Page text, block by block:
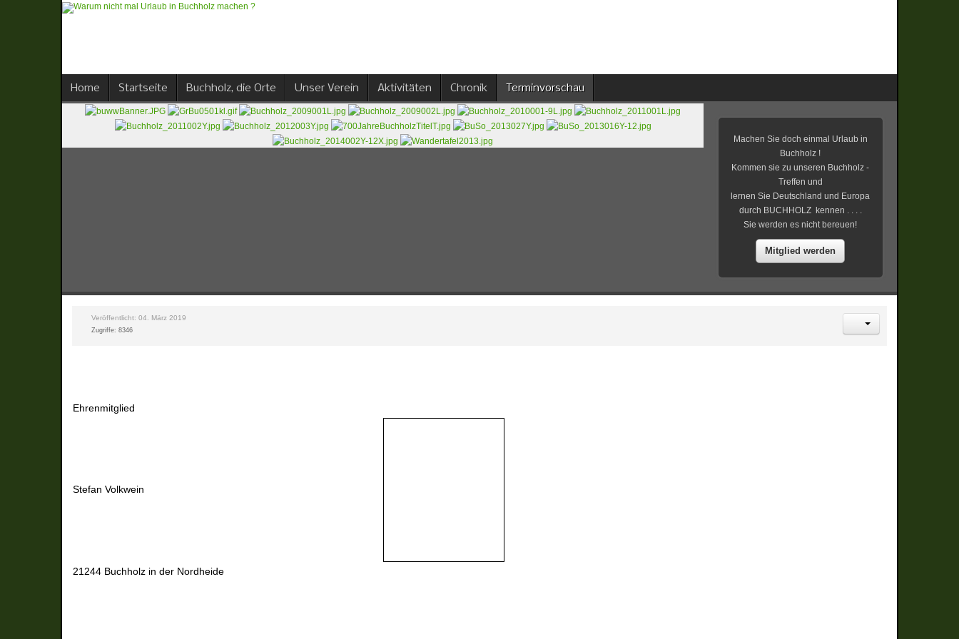
Home Startseite Buchholz, die Orte Unser Verein Aktivitäten Chronik Terminvorschau
Machen Sie doch einmal Urlaub in
Buchholz !
Kommen sie zu unseren Buchholz -
Treffen und
lernen Sie Deutschland und Europa
durch BUCHHOLZ kennen . . . .
Sie werden es nicht bereuen!
Mitglied werden
Veröffentlicht: 04. März 2019
Zugriffe: 8346
Ehrenmitglied
Stefan Volkwein
21244 Buchholz in der Nordheide